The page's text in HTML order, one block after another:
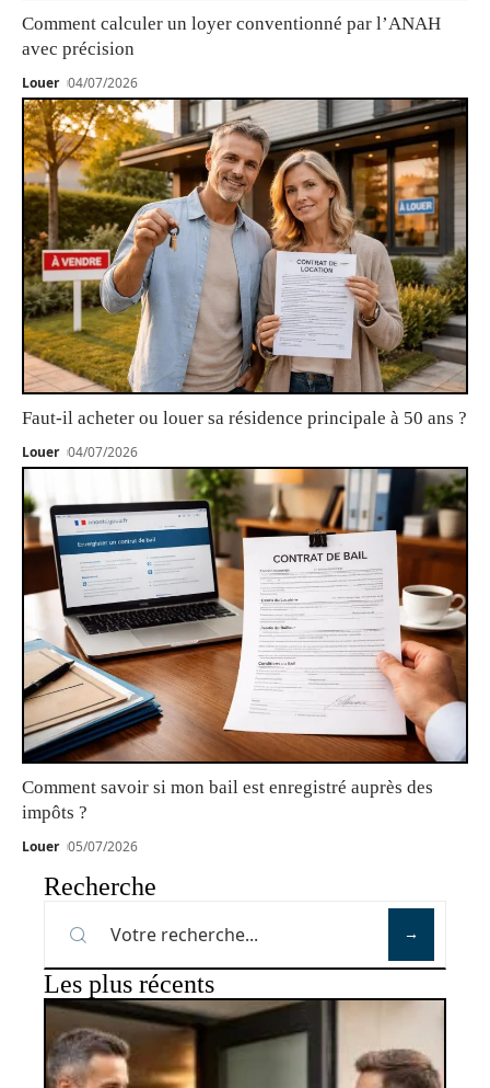
Comment calculer un loyer conventionné par l’ANAH
avec précision
Louer 04/07/2026
Faut-il acheter ou louer sa résidence principale à 50 ans ?
Louer 04/07/2026
Comment savoir si mon bail est enregistré auprès des
impôts ?
Louer 05/07/2026
Recherche
Les plus récents